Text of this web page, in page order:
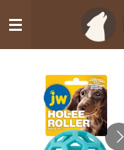
direct
naar
hoofdinhoud